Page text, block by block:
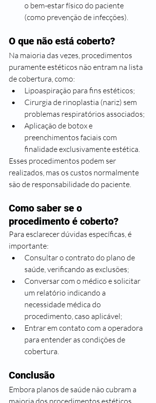
o bem-estar físico do paciente
(como prevenção de infecções).
O que não está coberto?
Na maioria das vezes, procedimentos
puramente estéticos não entram na lista
de cobertura, como:
Lipoaspiração para fins estéticos;
Cirurgia de rinoplastia (nariz) sem
problemas respiratórios associados;
Aplicação de botox e
preenchimentos faciais com
finalidade exclusivamente estética.
Esses procedimentos podem ser
realizados, mas os custos normalmente
são de responsabilidade do paciente.
Como saber se o
procedimento é coberto?
Para esclarecer dúvidas específicas, é
importante:
Consultar o contrato do plano de
saúde, verificando as exclusões;
Conversar com o médico e solicitar
um relatório indicando a
necessidade médica do
procedimento, caso aplicável;
Entrar em contato com a operadora
para entender as condições de
cobertura.
Conclusão
Embora planos de saúde não cubram a
maioria dos procedimentos estéticos,